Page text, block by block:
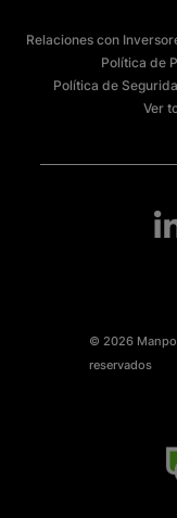
Relaciones con
Política de
Política de
Ver
© 2026
reservados